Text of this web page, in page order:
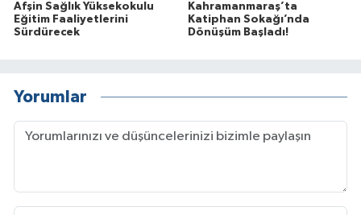
Afşin Sağlık Yüksekokulu
Eğitim Faaliyetlerini
Sürdürecek
Kahramanmaraş’ta
Katiphan Sokağı’nda
Dönüşüm Başladı!
Yorumlar